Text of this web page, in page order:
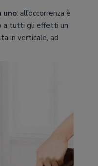
uno: all’occorrenza è
a tutti gli effetti un
in verticale, ad